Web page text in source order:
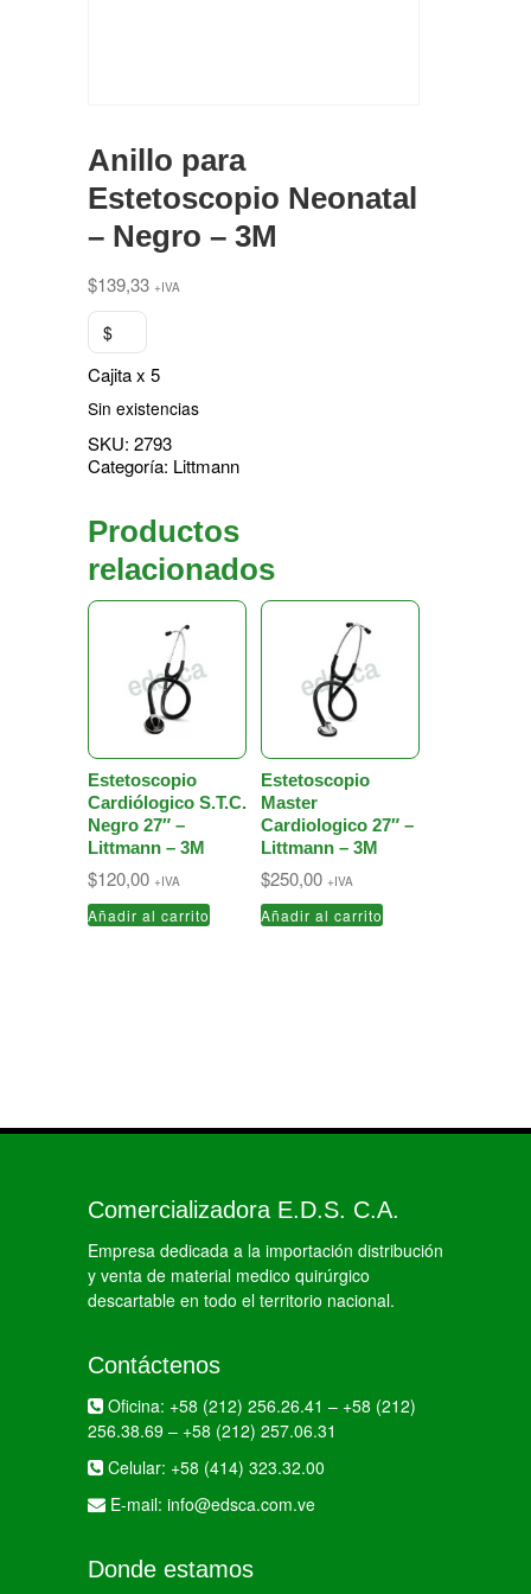
Anillo para
Estetoscopio Neonatal
– Negro – 3M
$139,33 +IVA
$
Cajita x 5
Sin existencias
SKU: 2793
Categoría: Littmann
Productos
relacionados
Estetoscopio
Cardiólogico S.T.C.
Negro 27″ –
Littmann – 3M
$120,00 +IVA
Añadir al carrito
Estetoscopio
Master
Cardiologico 27″ –
Littmann – 3M
$250,00 +IVA
Añadir al carrito
Comercializadora E.D.S. C.A.
Empresa dedicada a la importación distribución
y venta de material medico quirúrgico
descartable en todo el territorio nacional.
Contáctenos
Oficina: +58 (212) 256.26.41 – +58 (212)
256.38.69 – +58 (212) 257.06.31
Celular: +58 (414) 323.32.00
E-mail: info@edsca.com.ve
Donde estamos